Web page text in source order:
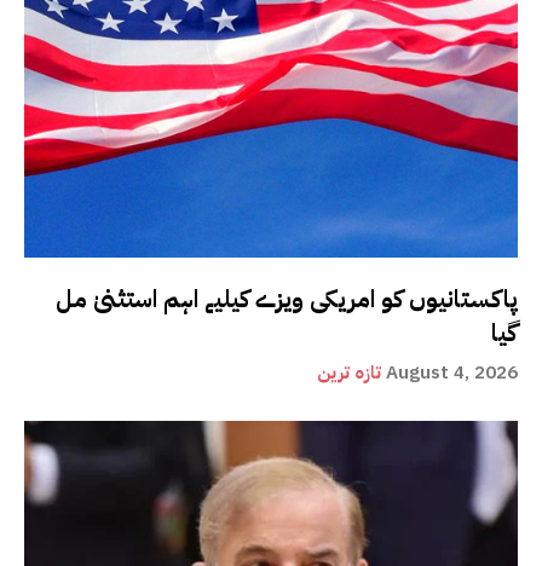
پاکستانیوں کو امریکی ویزے کیلیے اہم استثنیٰ مل
گیا
تازہ ترینAugust 4, 2026